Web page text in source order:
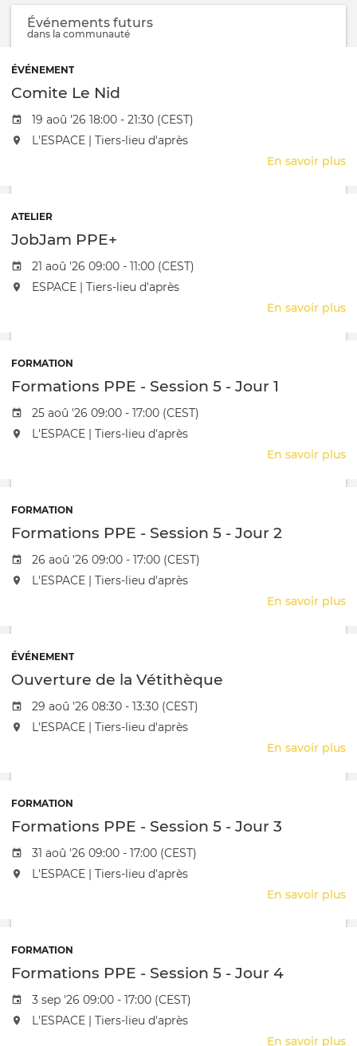
Événements futurs
dans la communauté
ÉVÉNEMENT
Comite Le Nid
Date de l'évênement
19 aoû '26 18:00 - 21:30 (CEST)
L'événement aura lieu au / à
L'ESPACE | Tiers-lieu d'après
En savoir plus
ATELIER
JobJam PPE+
Date de l'évênement
21 aoû '26 09:00 - 11:00 (CEST)
L'événement aura lieu au / à
ESPACE | Tiers-lieu d'après
En savoir plus
FORMATION
Formations PPE - Session 5 - Jour 1
Date de l'évênement
25 aoû '26 09:00 - 17:00 (CEST)
L'événement aura lieu au / à
L'ESPACE | Tiers-lieu d'après
En savoir plus
FORMATION
Formations PPE - Session 5 - Jour 2
Date de l'évênement
26 aoû '26 09:00 - 17:00 (CEST)
L'événement aura lieu au / à
L'ESPACE | Tiers-lieu d'après
En savoir plus
ÉVÉNEMENT
Ouverture de la Vétithèque
Date de l'évênement
29 aoû '26 08:30 - 13:30 (CEST)
L'événement aura lieu au / à
L'ESPACE | Tiers-lieu d'après
En savoir plus
FORMATION
Formations PPE - Session 5 - Jour 3
Date de l'évênement
31 aoû '26 09:00 - 17:00 (CEST)
L'événement aura lieu au / à
L'ESPACE | Tiers-lieu d'après
En savoir plus
FORMATION
Formations PPE - Session 5 - Jour 4
Date de l'évênement
3 sep '26 09:00 - 17:00 (CEST)
L'événement aura lieu au / à
L'ESPACE | Tiers-lieu d'après
En savoir plus